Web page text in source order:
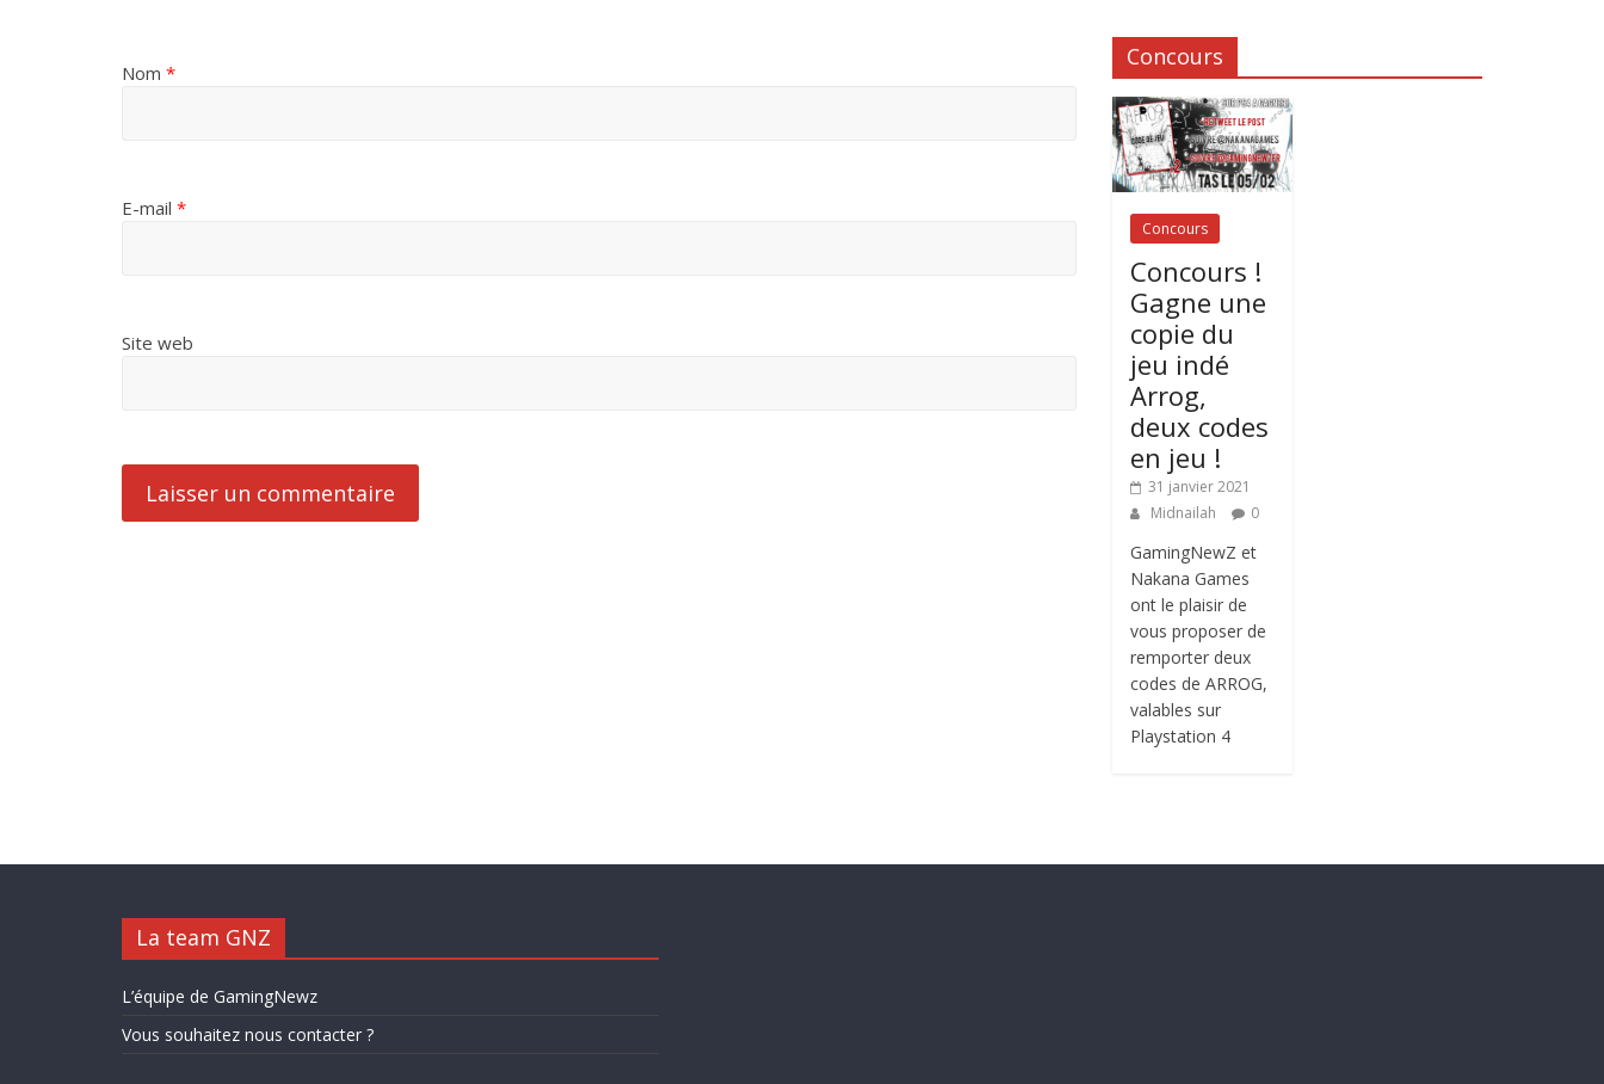
Nom *
E-mail *
Site web
Concours
Concours
Concours !
Gagne une
copie du
jeu indé
Arrog,
deux codes
en jeu !
31 janvier 2021
Midnailah
0
GamingNewZ et
Nakana Games
ont le plaisir de
vous proposer de
remporter deux
codes de ARROG,
valables sur
Playstation 4
La team GNZ
L’équipe de GamingNewz
Vous souhaitez nous contacter ?